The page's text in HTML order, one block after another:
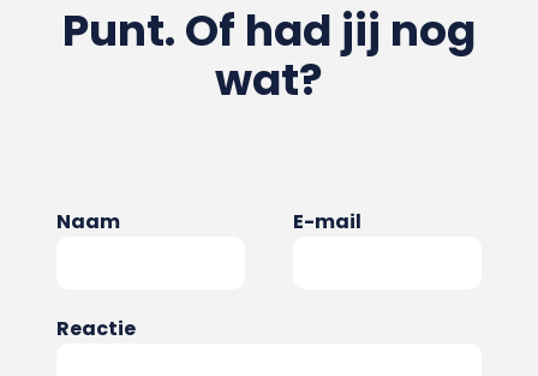
Punt. Of had jij nog
wat?
Naam E-mail
Reactie